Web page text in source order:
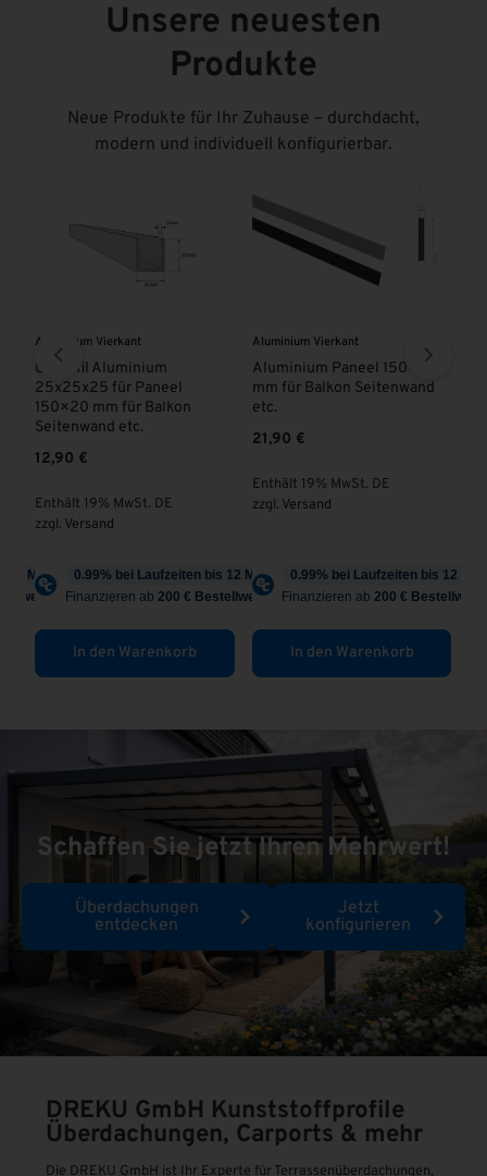
Unsere neuesten
Produkte
Neue Produkte für Ihr Zuhause – durchdacht,
modern und individuell konfigurierbar.
Aluminium Vierkant
U-Profil Aluminium
25x25x25 für Paneel
150×20 mm für Balkon
Seitenwand etc.
12,90 €
Enthält 19% MwSt. DE
zzgl. Versand
In den Warenkorb
Aluminium Vierkant
Aluminium Paneel 150×20
mm für Balkon Seitenwand
etc.
21,90 €
Enthält 19% MwSt. DE
zzgl. Versand
In den Warenkorb
Schaffen Sie jetzt Ihren Mehrwert!
Überdachungen
entdecken
Jetzt
konfigurieren
DREKU GmbH Kunststoffprofile
Überdachungen, Carports & mehr
Die DREKU GmbH ist Ihr Experte für Terrassenüberdachungen,